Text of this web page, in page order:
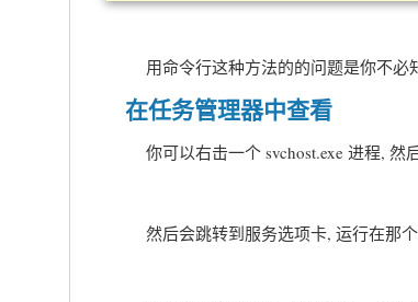
用命令行这种方法的的问题是你不必
在任务管理器中查看
你可以右击一个 svchost.exe 进程, 然
然后会跳转到服务选项卡, 运行在那个